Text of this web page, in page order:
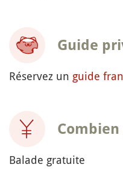
Guide
Réservez un guide
Combien
Balade gratuite